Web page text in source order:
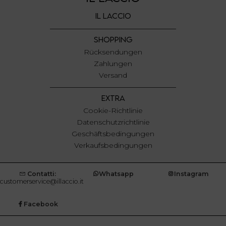
IL LACCIO
SHOPPING
Rücksendungen
Zahlungen
Versand
EXTRA
Cookie-Richtlinie
Datenschutzrichtlinie
Geschäftsbedingungen
Verkaufsbedingungen
Contatti:
customerservice@illaccio.it
Whatsapp Instagram
Facebook